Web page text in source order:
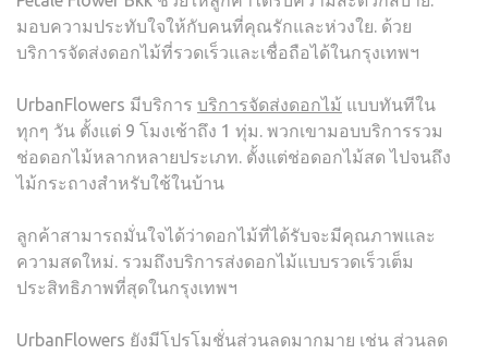
มอบความประทับใจให้กับคนที่คุณรักและห่วงใย. ด้วย
บริการจัดส่งดอกไม้ที่รวดเร็วและเชื่อถือได้ในกรุงเทพฯ
UrbanFlowers มีบริการ บริการจัดส่งดอกไม้ แบบทันทีใน
ทุกๆ วัน ตั้งแต่ 9 โมงเช้าถึง 1 ทุ่ม. พวกเขามอบบริการรวม
ช่อดอกไม้หลากหลายประเภท. ตั้งแต่ช่อดอกไม้สด ไปจนถึง
ไม้กระถางสำหรับใช้ในบ้าน
ลูกค้าสามารถมั่นใจได้ว่าดอกไม้ที่ได้รับจะมีคุณภาพและ
ความสดใหม่. รวมถึงบริการส่งดอกไม้แบบรวดเร็วเต็ม
ประสิทธิภาพที่สุดในกรุงเทพฯ
UrbanFlowers ยังมีโปรโมชั่นส่วนลดมากมาย เช่น ส่วนลด